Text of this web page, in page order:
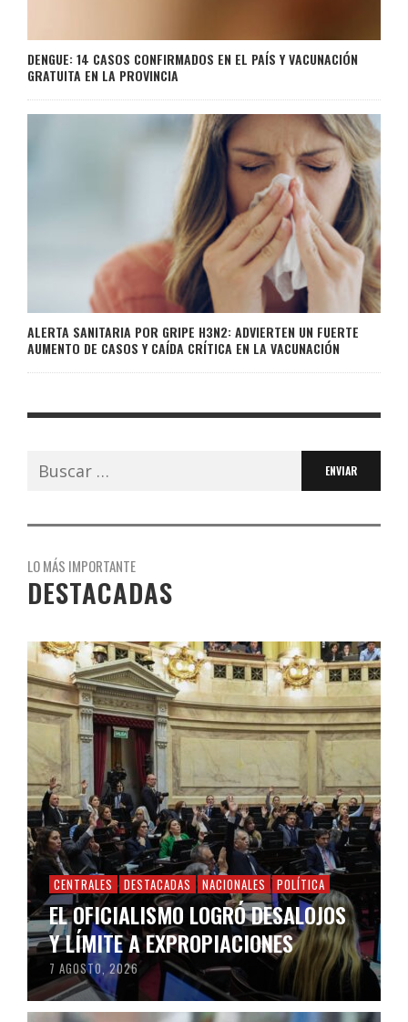
DENGUE: 14 CASOS CONFIRMADOS EN EL PAÍS Y VACUNACIÓN
GRATUITA EN LA PROVINCIA
ALERTA SANITARIA POR GRIPE H3N2: ADVIERTEN UN FUERTE
AUMENTO DE CASOS Y CAÍDA CRÍTICA EN LA VACUNACIÓN
Buscar:
LO MÁS IMPORTANTE
DESTACADAS
CENTRALES DESTACADAS NACIONALES POLÍTICA
EL OFICIALISMO LOGRÓ DESALOJOS
Y LÍMITE A EXPROPIACIONES
7 AGOSTO, 2026